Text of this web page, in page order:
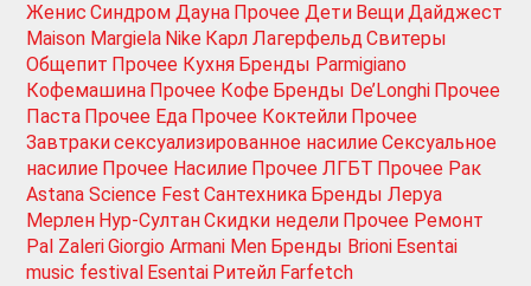
Женис Синдром Дауна Прочее Дети ВещиДайджест
Maison Margiela Nike Карл ЛагерфельдСвитеры
Общепит Прочее Кухня Бренды Parmigiano
Кофемашина Прочее Кофе Бренды De’Longhi Прочее
Паста Прочее Еда Прочее Коктейли Прочее
Завтракисексуализированное насилиеСексуальное
насилие Прочее Насилие Прочее ЛГБТ Прочее Рак
Astana Science Fest Сантехника Бренды Леруа
Мерлен Нур-СултанСкидки недели Прочее Ремонт
Pal ZaleriGiorgio Armani Men Бренды Brioni Esentai
music festival Esentai Ритейл Farfetch